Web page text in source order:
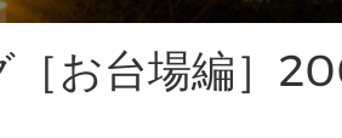
お台場編］